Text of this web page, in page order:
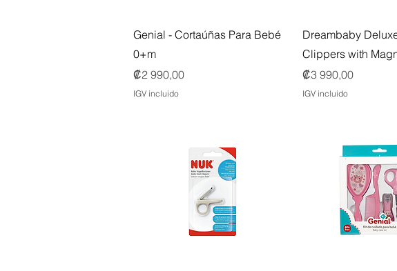
Vista rápida
Genial - Cortaúñas Para Bebé
0+m
Precio
₡2 990,00
IGV incluido
Vista
Dreambaby
Clippers with
Precio
₡3 990,00
IGV incluido